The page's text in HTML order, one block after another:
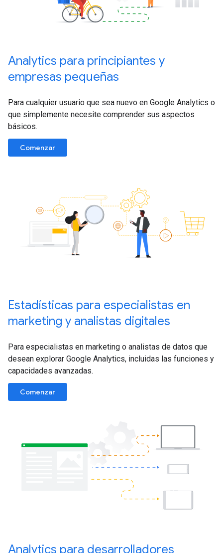
Analytics para principiantes y
empresas pequeñas
Para cualquier usuario que sea nuevo en Google Analytics o
que simplemente necesite comprender sus aspectos
básicos.
Comenzar
Estadísticas para especialistas en
marketing y analistas digitales
Para especialistas en marketing o analistas de datos que
desean explorar Google Analytics, incluidas las funciones y
capacidades avanzadas.
Comenzar
Analytics para desarrolladores